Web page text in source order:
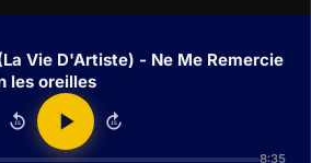
Vie D'Artiste) - Ne Me Remercie
les oreilles
15 15
8:35